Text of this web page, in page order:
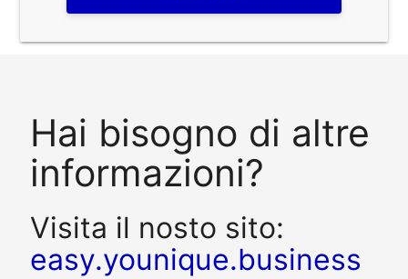
Hai bisogno di altre
informazioni?
Visita il nosto sito:
easy.younique.business